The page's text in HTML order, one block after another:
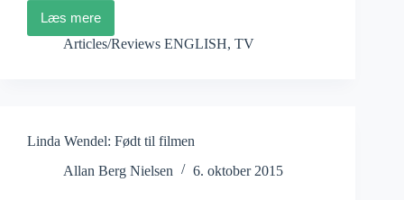
Læs mere
Hanka
Kastelicová
Articles/Reviews ENGLISH, TV
Linda Wendel: Født til filmen
Allan Berg Nielsen
6. oktober 2015